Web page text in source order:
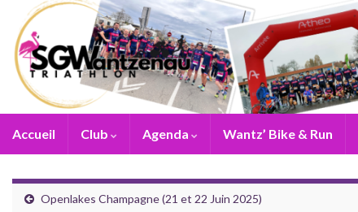
Accueil Club Agenda Wantz’ Bike & Run
Openlakes Champagne (21 et 22 Juin 2025)